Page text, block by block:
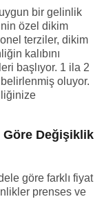
bir gelinlik
özel dikim
terziler, dikim
kalıbını
başlıyor. 1 ila 2
oluyor.
Göre Değişiklik
göre farklı fiyat
prenses ve